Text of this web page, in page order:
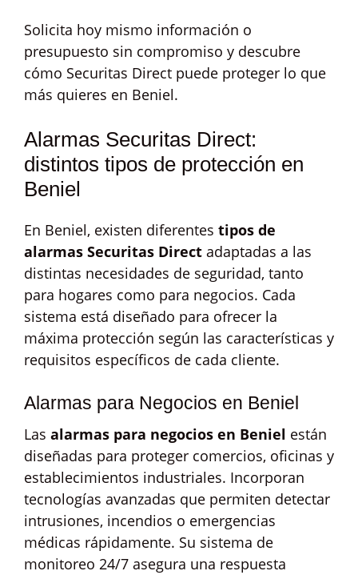
Solicita hoy mismo información o
presupuesto sin compromiso y descubre
cómo Securitas Direct puede proteger lo que
más quieres en Beniel.
Alarmas Securitas Direct:
distintos tipos de protección en
Beniel
En Beniel, existen diferentes tipos de
alarmas Securitas Direct adaptadas a las
distintas necesidades de seguridad, tanto
para hogares como para negocios. Cada
sistema está diseñado para ofrecer la
máxima protección según las características y
requisitos específicos de cada cliente.
Alarmas para Negocios en Beniel
Las alarmas para negocios en Beniel están
diseñadas para proteger comercios, oficinas y
establecimientos industriales. Incorporan
tecnologías avanzadas que permiten detectar
intrusiones, incendios o emergencias
médicas rápidamente. Su sistema de
monitoreo 24/7 asegura una respuesta